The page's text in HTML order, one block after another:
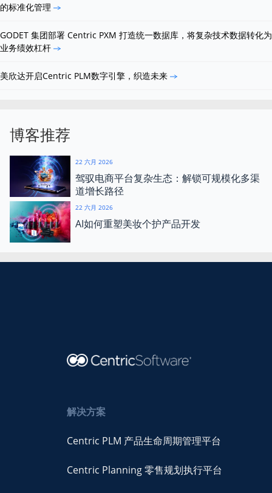
的标准化管理
GODET 集团部署 Centric PXM 打造统一数据库，将复杂技术数据转化为
业务绩效杠杆
美欣达开启Centric PLM数字引擎，织造未来
博客推荐
22 六月 2026
驾驭电商平台复杂生态：解锁可规模化多渠
道增长路径
22 六月 2026
AI如何重塑美妆个护产品开发
解决方案
Centric PLM 产品生命周期管理平台
Centric Planning 零售规划执行平台